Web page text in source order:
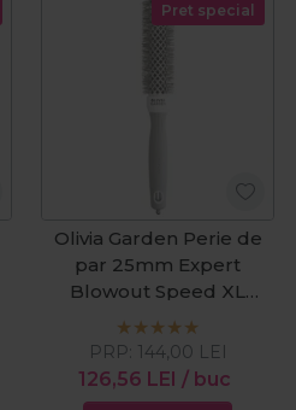
Pret special
Olivia Garden Perie de
par 25mm Expert
Blowout Speed XL
White
126,56 LEI / buc
PRP: 144,00 LEI